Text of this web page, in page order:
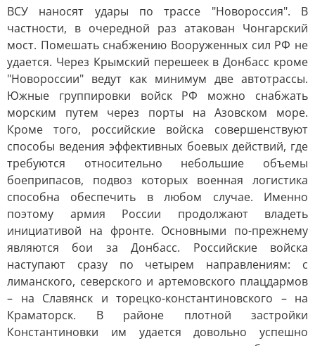
ВСУ наносят удары по трассе "Новороссия". В
частности, в очередной раз атакован Чонгарский
мост. Помешать снабжению Вооруженных сил РФ не
удается. Через Крымский перешеек в Донбасс кроме
"Новороссии" ведут как минимум две автотрассы.
Южные группировки войск РФ можно снабжать
морским путем через порты на Азовском море.
Кроме того, российские войска совершенствуют
способы ведения эффективных боевых действий, где
требуются относительно небольшие объемы
боеприпасов, подвоз которых военная логистика
способна обеспечить в любом случае. Именно
поэтому армия России продолжают владеть
инициативой на фронте. Основными по-прежнему
являются бои за Донбасс. Российские войска
наступают сразу по четырем направлениям: с
лиманского, северского и артемовского плацдармов
– на Славянск и торецко-константиновского – на
Краматорск. В районе плотной застройки
Константиновки им удается довольно успешно